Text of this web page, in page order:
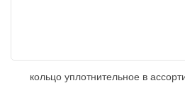
кольцо уплотнительное в